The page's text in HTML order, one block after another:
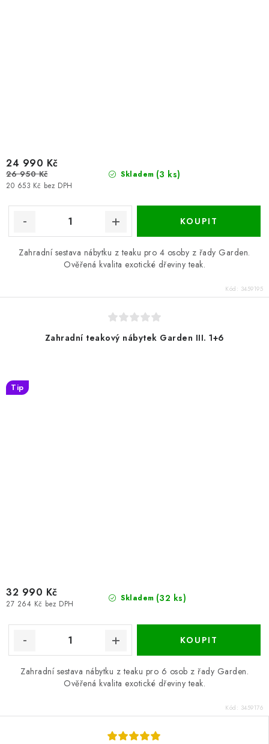
Skladem (3 ks)
20 653 Kč bez DPH
24 990 Kč
26 950 Kč
Zahradní sestava nábytku z teaku pro 4 osoby z řady Garden.
Ověřená kvalita exotické dřeviny teak.
Kód: 3459195
Zahradní teakový nábytek Garden III. 1+6
Tip
Skladem (32 ks)
27 264 Kč bez DPH
32 990 Kč
Zahradní sestava nábytku z teaku pro 6 osob z řady Garden.
Ověřená kvalita exotické dřeviny teak.
Kód: 3459176